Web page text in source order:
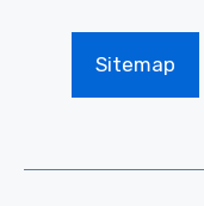
Sitemap